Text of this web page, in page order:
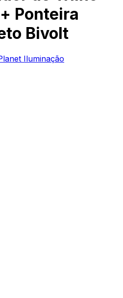
Ponteira
Bivolt
Iluminação